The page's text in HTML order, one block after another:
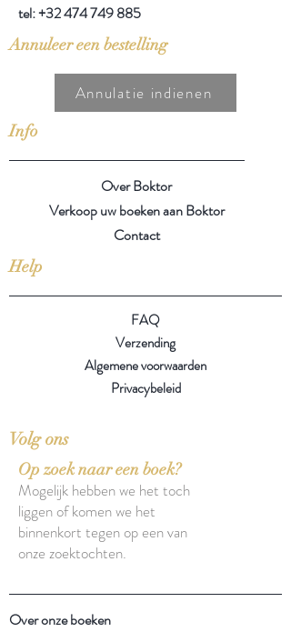
tel:+32 474 749 885
Annuleer een bestelling
Annulatie indienen
Info
Over Boktor
Verkoop uw boeken aan Boktor
Contact
Help
FAQ
Verzending
Algemene voorwaarden
Privacybeleid
Volg ons
Op zoek naar een boek?
Mogelijk hebben we het toch
liggen of komen we het
binnenkort tegen op een van
onze zoektochten.
Over onze boeken